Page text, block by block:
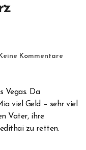
Keine Kommentare
viel Geld – sehr viel
Vater, ihre
zu retten.